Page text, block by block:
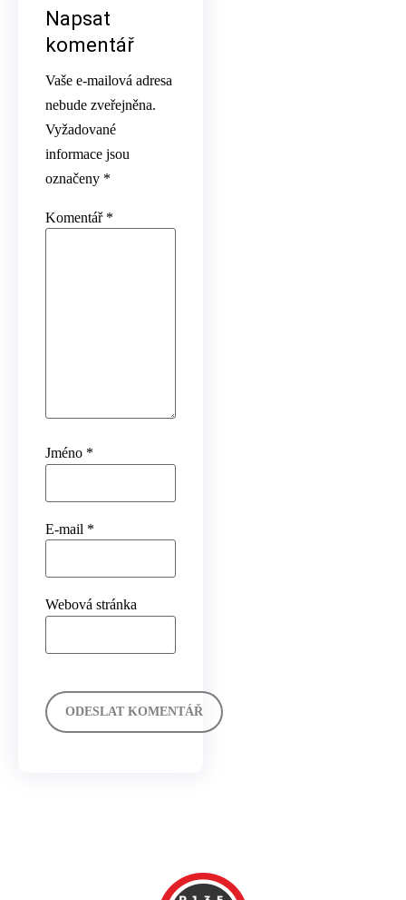
Napsat
komentář
Vaše e-mailová adresa
nebude zveřejněna.
Vyžadované
informace jsou
označeny *
Komentář *
Jméno *
E-mail *
Webová stránka